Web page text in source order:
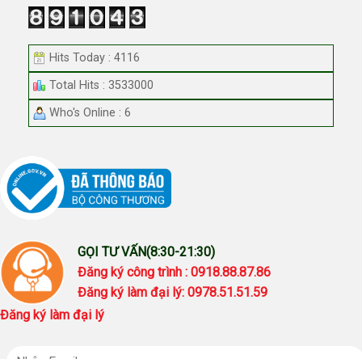
Hits Today : 4116
Total Hits : 3533000
Who's Online : 6
GỌI TƯ VẤN(8:30-21:30)
Đăng ký công trình : 0918.88.87.86
Đăng ký làm đại lý: 0978.51.51.59
Đăng ký làm đại lý